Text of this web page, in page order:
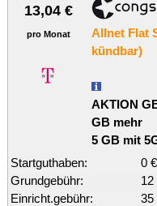
13,04 €
pro Monat
Allnet Flat
kündbar)
AKTION
GB mehr
5 GB mit
Startguthaben:
0 €
Grundgebühr:
12
Einricht.gebühr:
35